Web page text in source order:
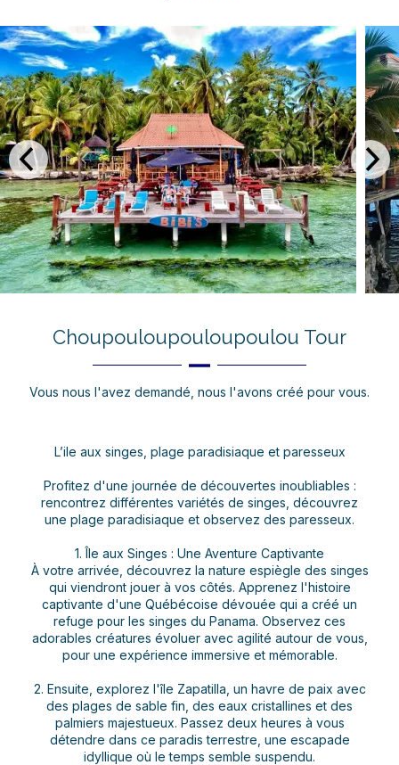
Choupouloupouloupoulou Tour
Vous nous l'avez demandé, nous l'avons créé pour vous.
L’ile aux singes, plage paradisiaque et paresseux
Profitez d'une journée de découvertes inoubliables :
rencontrez différentes variétés de singes, découvrez
une plage paradisiaque et observez des paresseux.
1. Île aux Singes : Une Aventure Captivante
À votre arrivée, découvrez la nature espiègle des singes
qui viendront jouer à vos côtés. Apprenez l'histoire
captivante d'une Québécoise dévouée qui a créé un
refuge pour les singes du Panama. Observez ces
adorables créatures évoluer avec agilité autour de vous,
pour une expérience immersive et mémorable.
2. Ensuite, explorez l'île Zapatilla, un havre de paix avec
des plages de sable fin, des eaux cristallines et des
palmiers majestueux. Passez deux heures à vous
détendre dans ce paradis terrestre, une escapade
idyllique où le temps semble suspendu.